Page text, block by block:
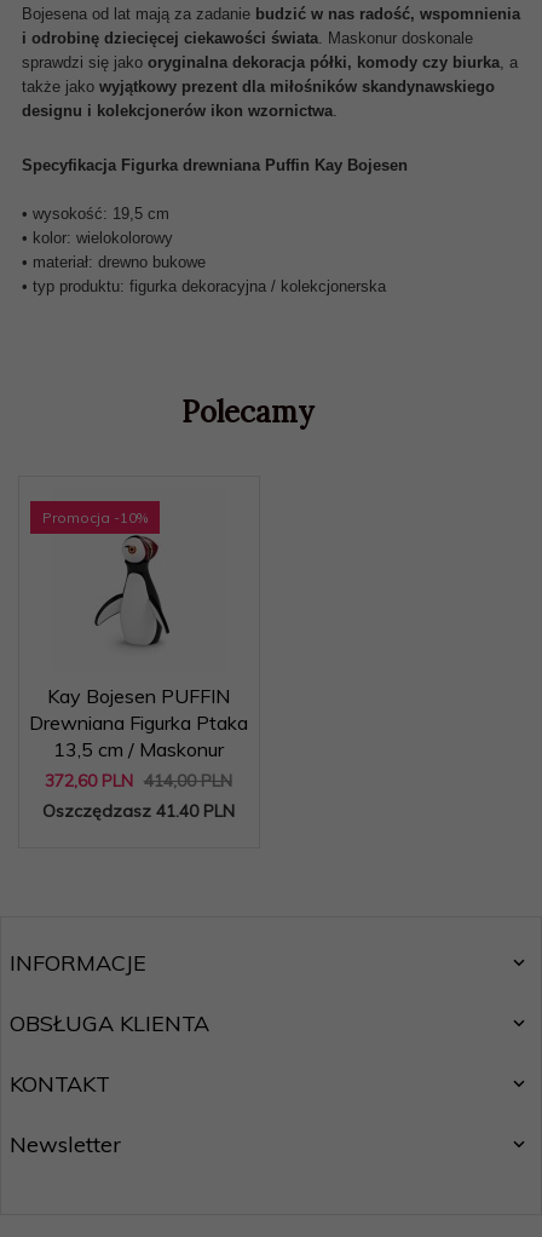
Bojesena od lat mają za zadanie budzić w nas radość, wspomnienia
i odrobinę dziecięcej ciekawości świata. Maskonur doskonale
sprawdzi się jako oryginalna dekoracja półki, komody czy biurka, a
także jako wyjątkowy prezent dla miłośników skandynawskiego
designu i kolekcjonerów ikon wzornictwa.
Specyfikacja Figurka drewniana Puffin Kay Bojesen
• wysokość: 19,5 cm
• kolor: wielokolorowy
• materiał: drewno bukowe
• typ produktu: figurka dekoracyjna / kolekcjonerska
Polecamy
Promocja -10%
Kay Bojesen PUFFIN
Drewniana Figurka Ptaka
13,5 cm / Maskonur
372,60 PLN 414,00 PLN
Oszczędzasz 41.40 PLN
INFORMACJE
OBSŁUGA KLIENTA
KONTAKT
Newsletter